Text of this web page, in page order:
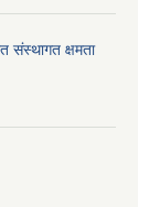
संस्थागत क्षमता